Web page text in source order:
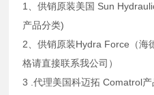
1、供销原装美国 Sun
产品分类)
2、供销原装Hydra Force（海
格请直接联系我公司）
3 .代理美国科迈拓 Comatrol产